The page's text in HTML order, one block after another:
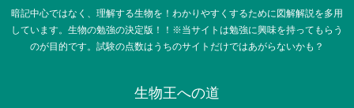
暗記中心ではなく、理解する生物を！わかりやすくするために図解解説を多用
しています。生物の勉強の決定版！！※当サイトは勉強に興味を持ってもらう
のが目的です。試験の点数はうちのサイトだけではあがらないかも？
生物王への道